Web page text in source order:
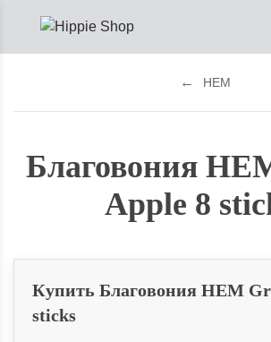
HEM
Благовония
Apple 8
Купить Благовония HEM
sticks